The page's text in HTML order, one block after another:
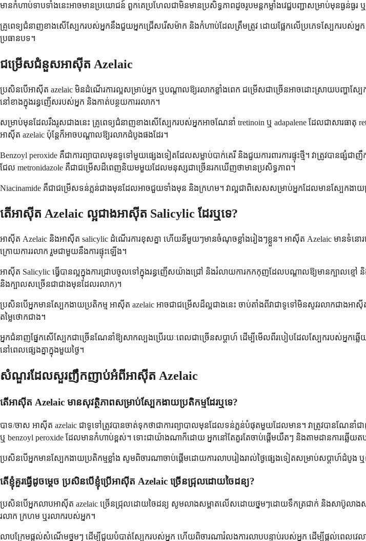
មានកំហាប់ទាបទាំងនេះអាចមានប្រយោជន៍ ពួកគេប្រហែលជាមិនមានប្រសិទ្ធភាពដូចរូបមន្តកម្លាំងវេជ្ជបញ្ជាសម្រាប់មុនធ្ងន់ធ្ងរ ឬ
គ្រូពេទ្យជំនាញខាងសើស្បែករបស់អ្នកនឹងជួយអ្នកជ្រើសរើសម៉ាក និងកំហាប់ដែលត្រឹមត្រូវ ដោយផ្អែកលើប្រភេទស្បែករបស់អ្នក
ប្រធានបទ។
ជម្រើសជំនួសអាស៊ីត Azelaic
ប្រសិនបើអាស៊ីត azelaic មិនដំណើរការល្អសម្រាប់អ្នក ឬបណ្តាលឱ្យរលាកខ្លាំងពេក ជម្រើសជាច្រើនអាចដោះស្រាយបញ្ហ
នៅខាងក្នុងរន្ធញើសរបស់អ្នក និងកាត់បន្ថយការរលាក។
សម្រាប់មុនដែលរឹងរូសជាងនេះ គ្រូពេទ្យជំនាញខាងសើស្បែករបស់អ្នកអាចណែនាំ tretinoin ឬ adapalene ដែលជាសារធាតុ
អាស៊ីត azelaic ប៉ុន្តែក៏អាចបណ្តាលឱ្យរលាកដំបូងផងដែរ។
Benzoyl peroxide គឺជាការព្យាបាលមុនទូទៅមួយផ្សេងទៀតដែលសម្លាប់បាក់តេរី និងជួយការពារការផ្ទុះថ្មី។ វាត្រូវបាន
ជែល metronidazole គឺជាជម្រើសដ៏ពេញនិយមមួយដែលមនុស្សជាច្រើនរកឃើញថាមានប្រសិទ្ធភាព។
Niacinamide គឺជាជម្រើសទន់ភ្លន់ជាងមុនដែលអាចជួយទាំងមុន និងក្រហម។ វាល្អជាពិសេសសម្រាប់អ្នកដែលមានស្បែកងាយប្
តើអាស៊ីត Azelaic ល្អជាងអាស៊ីត Salicylic ដែរឬទេ?
អាស៊ីត Azelaic និងអាស៊ីត salicylic ដំណើរការខុសគ្នា ហើយនីមួយៗមានចំណុចខ្លាំងរៀងៗខ្លួន។ អាស៊ីត Azelaic មានទំន
ក្រោយការរលាក រួមជាមួយនឹងការផ្ទុះឡើង។
អាស៊ីត Salicylic ធ្វើបានល្អក្នុងការជ្រាបចូលទៅក្នុងរន្ធញើសយ៉ាងជ្រៅ និងរំលាយការកកកុញដែលបណ្តាលឱ្យមានក្បាលខ្ម
និងក្បាលសច្រើនជាជាងមុនដែលរលាក)។
ប្រសិនបើអ្នកមានស្បែកងាយប្រតិកម្ម អាស៊ីត azelaic អាចជាជម្រើសដ៏ល្អជាងនេះ ចាប់តាំងពីវាជាទូទៅមិនសូវរលាកជា
តម្លៃថោកជាង។
អ្នកជំនាញផ្នែកសើស្បែកជាច្រើនណែនាំឱ្យសាកល្បងប្រើរយៈពេលជាច្រើនសប្តាហ៍ ដើម្បីមើលពីរបៀបដែលស្បែករបស់អ្នកឆ្លើយ
នៅពេលផ្សេងគ្នាក្នុងមួយថ្ងៃ។
សំណួរដែលសួរញឹកញាប់អំពីអាស៊ីត Azelaic
តើអាស៊ីត Azelaic មានសុវត្ថិភាពសម្រាប់ស្បែកងាយប្រតិកម្មដែរឬទេ?
បាទ/ចាស អាស៊ីត azelaic ជាទូទៅត្រូវបានចាត់ទុកថាជាការព្យាបាលមុនដែលទន់ភ្លន់បំផុតមួយដែលមាន។ វាត្រូវបានណែនាំ
ឬ benzoyl peroxide ដែលមានកំហាប់ខ្ពស់។ ទោះជាយ៉ាងណាក៏ដោយ អ្នកនៅតែគួរតែចាប់ផ្តើមយឺតៗ និងតាមដានការឆ្លើយ
ប្រសិនបើអ្នកមានស្បែកងាយប្រតិកម្មខ្លាំង សូមពិចារណាចាប់ផ្តើមដោយការលាបរៀងរាល់ថ្ងៃផ្សេងទៀតសម្រាប់សប្តាហ៍ដំបូ
តើខ្ញុំគួរធ្វើដូចម្តេច ប្រសិនបើខ្ញុំប្រើអាស៊ីត Azelaic ច្រើនជ្រុលដោយចៃដន្យ?
ប្រសិនបើអ្នកលាបអាស៊ីត azelaic ច្រើនជ្រុលដោយចៃដន្យ សូមលាងសម្អាតលើសដោយថ្នមៗដោយទឹកត្រជាក់ និងសាប៊ូលាងសម្អ
រលាក ក្រហម ឬរលាករបស់អ្នក។
លាបក្រែមផ្តល់សំណើមថ្នមៗ ដើម្បីជួយបំបាត់ស្បែករបស់អ្នក ហើយពិចារណារំលងការលាបបន្ទាប់របស់អ្នក ដើម្បីផ្តល់ពេលវេល